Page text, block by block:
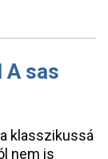
A sas
klasszikussá
nem is